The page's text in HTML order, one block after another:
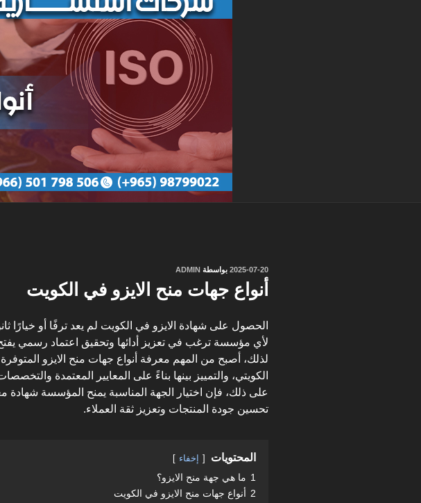
نُشر
في
2025-07-20 بواسطة ADMIN
أنواع جهات منح الايزو في الكويت
الحصول على شهادة الايزو في الكويت لم يعد ترفًا أو خيارًا
لأي مؤسسة ترغب في تعزيز أدائها وتحقيق اعتماد رسمي يفتح
لذلك، أصبح من المهم معرفة أنواع جهات منح الايزو
الكويتي، والتمييز بينها بناءً على المعايير المعتمدة
على ذلك، فإن اختيار الجهة المناسبة يمنح المؤسسة
تحسين جودة المنتجات وتعزيز ثقة العملاء.
المحتويات إخفاء
1 ما هي جهة منح الايزو؟
2 أنواع جهات منح الايزو في الكويت